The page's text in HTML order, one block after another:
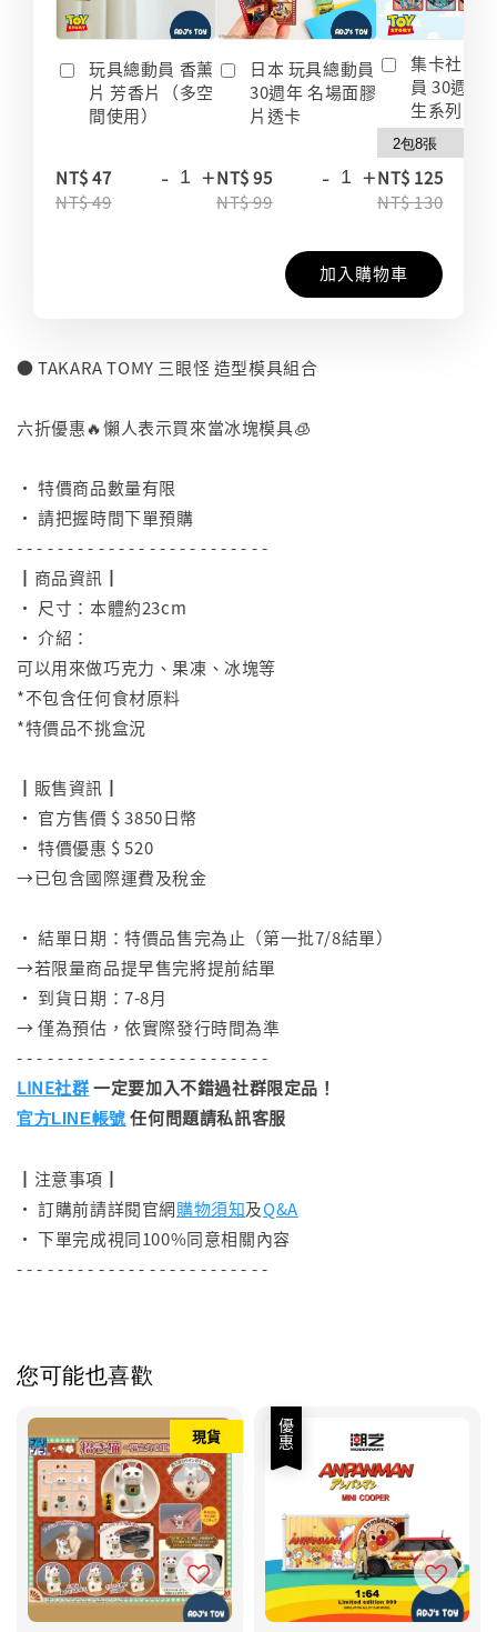
玩具總動員 香薰
片 芳香片（多空
間使用）
NT$ 47
NT$ 49
- +
日本 玩具總動員
30週年 名場面膠
片透卡
NT$ 95
NT$ 99
- +
集卡社 玩
員 30週年
生系列 收
NT$ 125
NT$ 130
加入購物車
● TAKARA TOMY 三眼怪 造型模具組合
六折優惠🔥懶人表示買來當冰塊模具🧊
• 特價商品數量有限
• 請把握時間下單預購
- - - - - - - - - - - - - - - - - - - - - - - - -
┃商品資訊┃
• 尺寸：本體約23cm
• 介紹：
可以用來做巧克力、果凍、冰塊等
*不包含任何食材原料
*特價品不挑盒況
┃販售資訊┃
• 官方售價 $ 3850日幣
• 特價優惠 $ 520
→已包含國際運費及稅金
• 結單日期：特價品售完為止（第一批7/8結單）
→若限量商品提早售完將提前結單
• 到貨日期：7-8月
→ 僅為預估，依實際發行時間為準
- - - - - - - - - - - - - - - - - - - - - - - - -
LINE社群一定要加入不錯過社群限定品！
官方LINE帳號 任何問題請私訊客服
┃注意事項┃
• 訂購前請詳閱官網購物須知及Q&A
• 下單完成視同100%同意相關內容
- - - - - - - - - - - - - - - - - - - - - - - - -
您可能也喜歡
現貨 優惠